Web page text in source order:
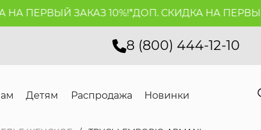
ПЕРВЫЙ ЗАКАЗ 10%!*ДОП. СКИДКА НА ПЕРВЫЙ
8 (800) 444-12-10
Детям Распродажа Новинки